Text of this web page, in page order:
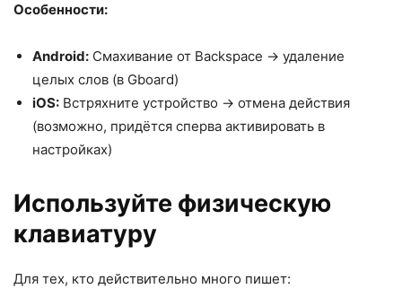
Особенности:
Android: Смахивание от Backspace → удаление
целых слов (в Gboard)
iOS: Встряхните устройство → отмена действия
(возможно, придётся сперва активировать в
настройках)
Используйте физическую
клавиатуру
Для тех, кто действительно много пишет: